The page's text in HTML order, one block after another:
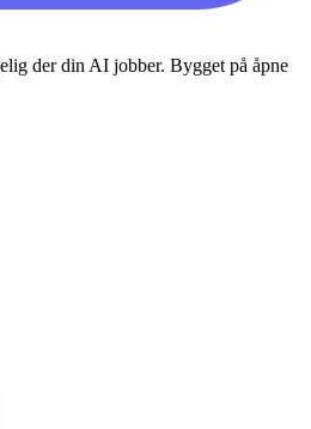
der din AI jobber. Bygget på åpne